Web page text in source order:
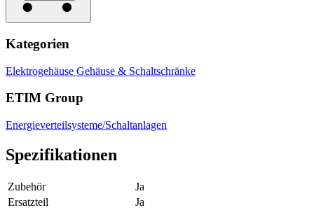
Kategorien
Elektrogehäuse Gehäuse & Schaltschränke
ETIM Group
Energieverteilsysteme/Schaltanlagen
Spezifikationen
Zubehör
Ja
Ersatzteil
Ja